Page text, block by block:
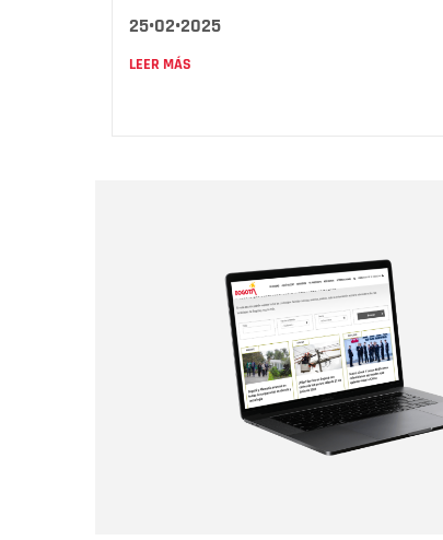
25•02•2025
LEER MÁS